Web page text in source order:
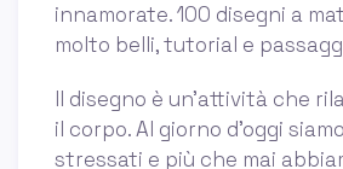
innamorate. 100 disegni a
molto belli, tutorial e
Il disegno è un’attività che
il corpo. Al giorno d’oggi
stressati e più che mai